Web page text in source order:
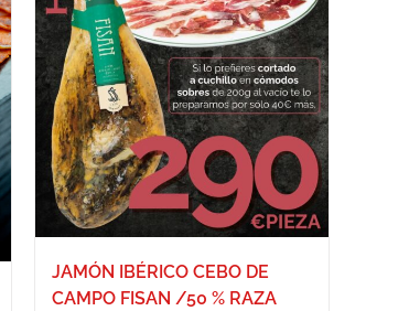
JAMÓN IBÉRICO CEBO DE
CAMPO FISAN /50 % RAZA